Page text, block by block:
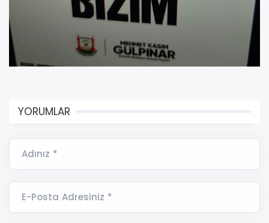
YORUMLAR
Adınız *
E-Posta Adresiniz *